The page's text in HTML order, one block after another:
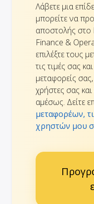
Λάβετε μια
μπορείτε να
αποστολής
Finance &
επιλέξτε τους
τις τιμές σας
μεταφορείς
χρήστες σας
αμέσως. Δείτε
μεταφορέων,
χρηστών μου